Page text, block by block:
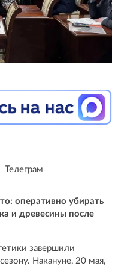
Телеграм
оперативно убирать
и древесины после
завершили
Накануне, 20 мая,